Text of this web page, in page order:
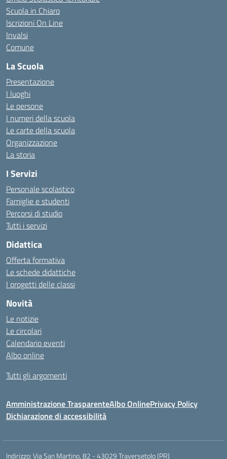
Scuola in Chiaro
Iscrizioni On Line
Invalsi
Comune
La Scuola
Presentazione
I luoghi
Le persone
I numeri della scuola
Le carte della scuola
Organizzazione
La storia
I Servizi
Personale scolastico
Famiglie e studenti
Percorsi di studio
Tutti i servizi
Didattica
Offerta formativa
Le schede didattiche
I progetti delle classi
Novità
Le notizie
Le circolari
Calendario eventi
Albo online
Tutti gli argomenti
Amministrazione TrasparenteAlbo OnlinePrivacy Policy
Dichiarazione di accessibilità
Indirizzo:Via San Martino, 82 - 43029 Traversetolo (PR)